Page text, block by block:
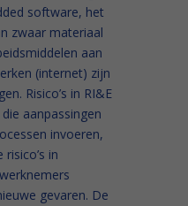
software, het
zwaar materiaal
aan
(internet) zijn
Risico’s in RI&E
aanpassingen
invoeren,
in
gevaren. De